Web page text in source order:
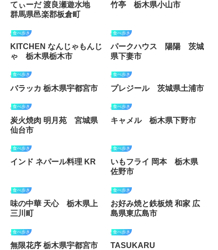
てぃーだ 渡良瀬遊水地
群馬県邑楽郡板倉町
竹亭 栃木県小山市
食べ歩き
KITCHEN なんじゃもんじ
ゃ 栃木県栃木市
食べ歩き
パークハウス 陽陽 茨城
県下妻市
食べ歩き
バラッカ 栃木県宇都宮市
食べ歩き
プレジール 茨城県土浦市
食べ歩き
炭火焼肉 明月苑 宮城県
仙台市
食べ歩き
キャメル 栃木県下野市
食べ歩き
インド ネパール料理 KR
食べ歩き
いもフライ 岡本 栃木県
佐野市
食べ歩き
味の中華 天心 栃木県上
三川町
食べ歩き
お好み焼と鉄板焼 和家 広
島県東広島市
食べ歩き
無限花序 栃木県宇都宮市
食べ歩き
TASUKARU